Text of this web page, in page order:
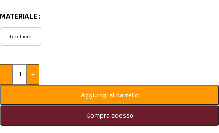
MATERIALE
bicchiere
- +
Aggiungi al carrello
Compra adesso